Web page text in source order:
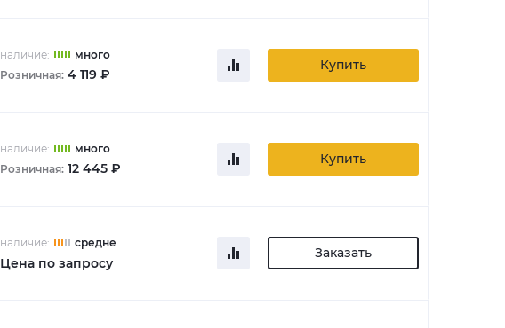
наличие:
много
Розничная: 4 119 ₽
Купить
наличие:
много
Розничная: 12 445 ₽
Купить
наличие: средне
Цена по запросу
Заказать